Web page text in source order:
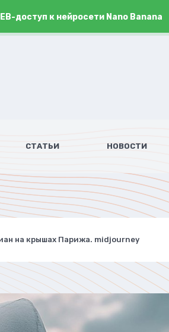
доступ к нейросети Nano Banana
СТАТЬИ НОВОСТИ
на крышах Парижа. midjourney